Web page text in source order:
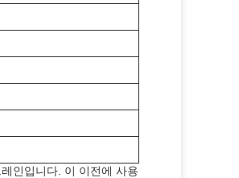
인입니다. 이 이전에 사용